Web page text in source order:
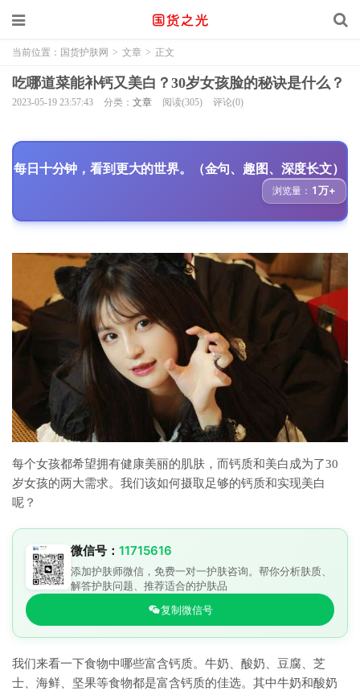
当前位置： 国货护肤网 > 文章 > 正文
吃哪道菜能补钙又美白？30岁女孩脸的秘诀是什么？
2023-05-19 23:57:43 分类： 文章 阅读(305) 评论(0)
每日十分钟，看到更大的世界。（金句、趣图、深度长文）
浏览量： 1万+
每个女孩都希望拥有健康美丽的肌肤，而钙质和美白成为了30
岁女孩的两大需求。我们该如何摄取足够的钙质和实现美白
呢？
微信号： 11715616
添加护肤师微信，免费一对一护肤咨询。帮你分析肤质、
解答护肤问题、推荐适合的护肤品
复制微信号
我们来看一下食物中哪些富含钙质。牛奶、酸奶、豆腐、芝
士、海鲜、坚果等食物都是富含钙质的佳选。其中牛奶和酸奶